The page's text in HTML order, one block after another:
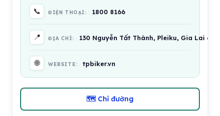
📞 ĐIỆN THOẠI: 1800 8166
📍 ĐỊA CHỈ: 130 Nguyễn Tất Thành, Pleiku, Gia Lai
🌐 WEBSITE: tpbiker.vn
🗺 Chỉ đường